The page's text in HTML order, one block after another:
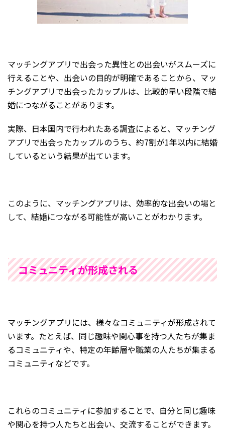
マッチングアプリで出会った異性との出会いがスムーズに
行えることや、出会いの目的が明確であることから、マッ
チングアプリで出会ったカップルは、比較的早い段階で結
婚につながることがあります。
実際、日本国内で行われたある調査によると、マッチング
アプリで出会ったカップルのうち、約7割が1年以内に結婚
しているという結果が出ています。
このように、マッチングアプリは、効率的な出会いの場と
して、結婚につながる可能性が高いことがわかります。
コミュニティが形成される
マッチングアプリには、様々なコミュニティが形成されて
います。たとえば、同じ趣味や関心事を持つ人たちが集ま
るコミュニティや、特定の年齢層や職業の人たちが集まる
コミュニティなどです。
これらのコミュニティに参加することで、自分と同じ趣味
や関心を持つ人たちと出会い、交流することができます。